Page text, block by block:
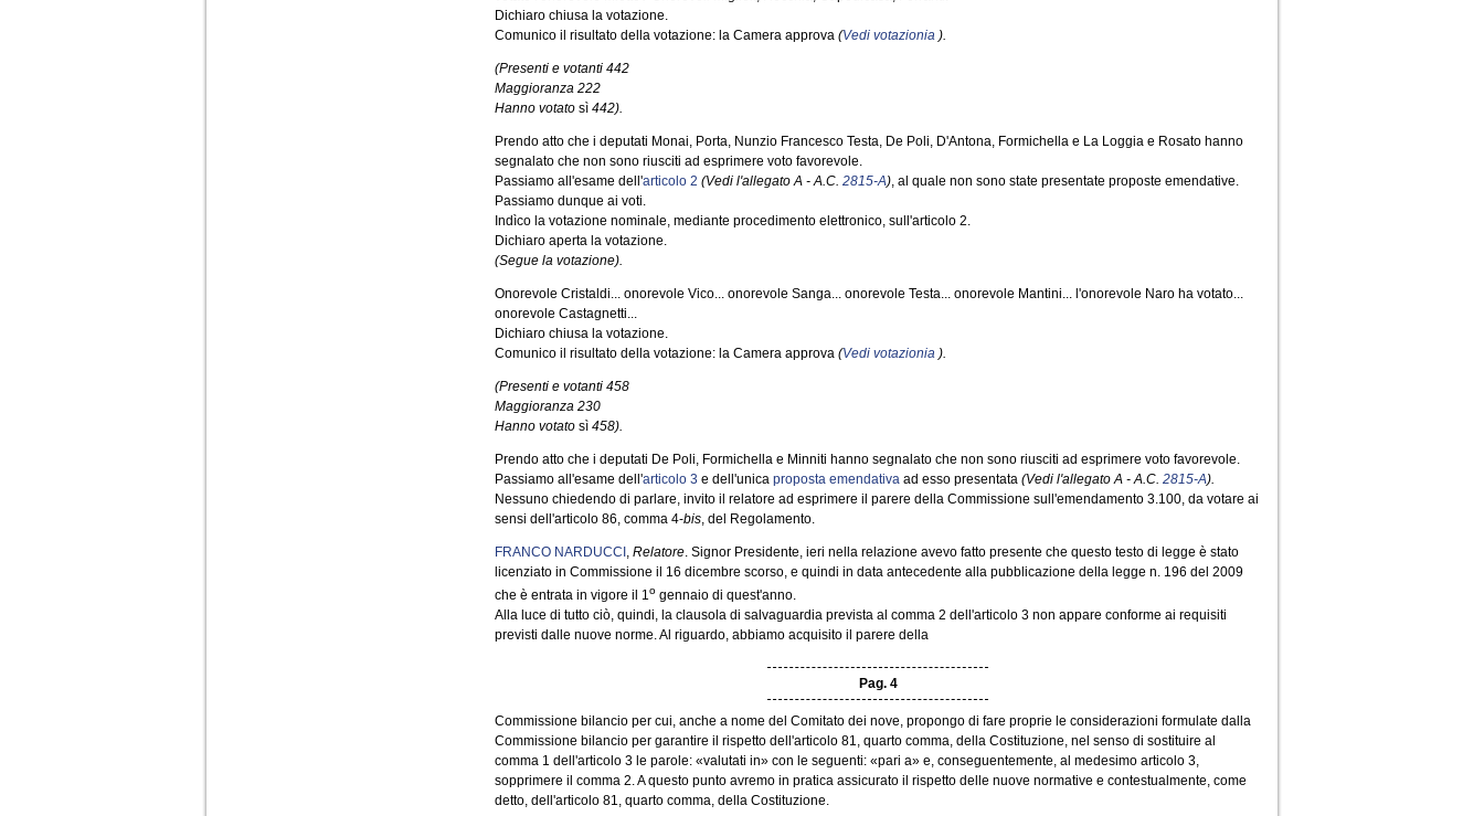
Dichiaro chiusa la votazione.
Comunico il risultato della votazione: la Camera approva (Vedi votazionia ).
(Presenti e votanti 442
Maggioranza 222
Hanno votato sì 442).
Prendo atto che i deputati Monai, Porta, Nunzio Francesco Testa, De Poli, D'Antona, Formichella e La Loggia e Rosato hanno
segnalato che non sono riusciti ad esprimere voto favorevole.
Passiamo all'esame dell'articolo 2 (Vedi l'allegato A - A.C. 2815-A), al quale non sono state presentate proposte emendative.
Passiamo dunque ai voti.
Indìco la votazione nominale, mediante procedimento elettronico, sull'articolo 2.
Dichiaro aperta la votazione.
(Segue la votazione).
Onorevole Cristaldi... onorevole Vico... onorevole Sanga... onorevole Testa... onorevole Mantini... l'onorevole Naro ha votato...
onorevole Castagnetti...
Dichiaro chiusa la votazione.
Comunico il risultato della votazione: la Camera approva (Vedi votazionia ).
(Presenti e votanti 458
Maggioranza 230
Hanno votato sì 458).
Prendo atto che i deputati De Poli, Formichella e Minniti hanno segnalato che non sono riusciti ad esprimere voto favorevole.
Passiamo all'esame dell'articolo 3 e dell'unica proposta emendativa ad esso presentata (Vedi l'allegato A - A.C. 2815-A).
Nessuno chiedendo di parlare, invito il relatore ad esprimere il parere della Commissione sull'emendamento 3.100, da votare ai
sensi dell'articolo 86, comma 4-bis, del Regolamento.
FRANCO NARDUCCI , Relatore. Signor Presidente, ieri nella relazione avevo fatto presente che questo testo di legge è stato
licenziato in Commissione il 16 dicembre scorso, e quindi in data antecedente alla pubblicazione della legge n. 196 del 2009
che è entrata in vigore il 1o gennaio di quest'anno.
Alla luce di tutto ciò, quindi, la clausola di salvaguardia prevista al comma 2 dell'articolo 3 non appare conforme ai requisiti
previsti dalle nuove norme. Al riguardo, abbiamo acquisito il parere della
Pag. 4
Commissione bilancio per cui, anche a nome del Comitato dei nove, propongo di fare proprie le considerazioni formulate dalla
Commissione bilancio per garantire il rispetto dell'articolo 81, quarto comma, della Costituzione, nel senso di sostituire al
comma 1 dell'articolo 3 le parole: «valutati in» con le seguenti: «pari a» e, conseguentemente, al medesimo articolo 3,
sopprimere il comma 2. A questo punto avremo in pratica assicurato il rispetto delle nuove normative e contestualmente, come
detto, dell'articolo 81, quarto comma, della Costituzione.